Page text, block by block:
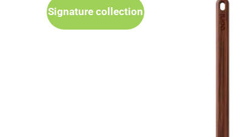
Signature collection